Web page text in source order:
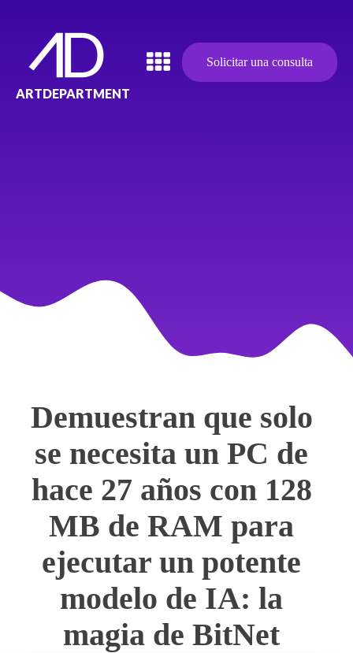
ARTDEPARTMENT
Solicitar una consulta
Demuestran que solo
se necesita un PC de
hace 27 años con 128
MB de RAM para
ejecutar un potente
modelo de IA: la
magia de BitNet